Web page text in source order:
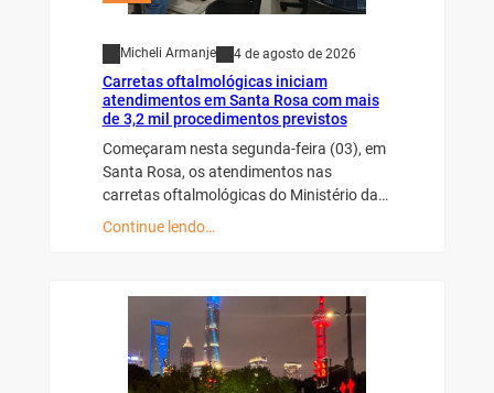
Micheli Armanje 4 de agosto de 2026
Carretas oftalmológicas iniciam
atendimentos em Santa Rosa com mais
de 3,2 mil procedimentos previstos
Começaram nesta segunda-feira (03), em
Santa Rosa, os atendimentos nas
carretas oftalmológicas do Ministério da…
Continue lendo…